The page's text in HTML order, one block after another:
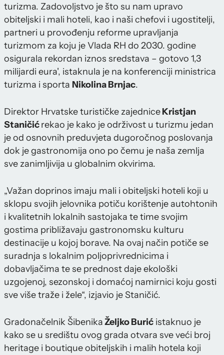
turizma. Zadovoljstvo je što su nam upravo
obiteljski i mali hoteli, kao i naši chefovi i ugostitelji,
partneri u provođenju reforme upravljanja
turizmom za koju je Vlada RH do 2030. godine
osigurala rekordan iznos sredstava – gotovo 1,3
milijardi eura', istaknula je na konferenciji ministrica
turizma i sporta Nikolina Brnjac.
Direktor Hrvatske turističke zajedniceKristjan
Staničićrekao je kako je održivost u turizmu jedan
je od osnovnih preduvjeta dugoročnog poslovanja
dok je gastronomija ono po čemu je naša zemlja
sve zanimljivija u globalnim okvirima.
„Važan doprinos imaju mali i obiteljski hoteli koji u
sklopu svojih jelovnika potiču korištenje autohtonih
i kvalitetnih lokalnih sastojaka te time svojim
gostima približavaju gastronomsku kulturu
destinacije u kojoj borave. Na ovaj način potiče se
suradnja s lokalnim poljoprivrednicima i
dobavljačima te se prednost daje ekološki
uzgojenoj, sezonskoj i domaćoj namirnici koju gosti
sve više traže i žele“, izjavio je Staničić.
Gradonačelnik ŠibenikaŽeljko Burić istaknuo je
kako se u središtu ovog grada otvara sve veći broj
heritage i boutique obiteljskih i malih hotela koji